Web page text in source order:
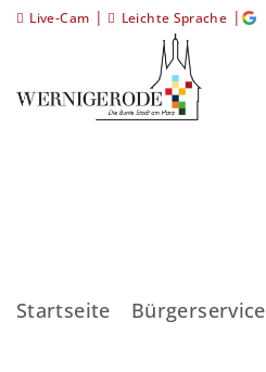
Live-Cam | Leichte Sprache |
Startseite Bürgerservice